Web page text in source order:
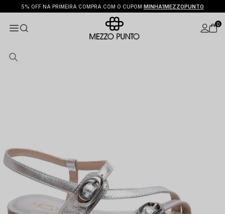
5% OFF NA PRIMEIRA COMPRA COM O CUPOM:MINHA1MEZZOPUNTO
0